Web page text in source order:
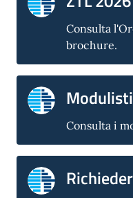
Consulta
brochure.
Consulta i